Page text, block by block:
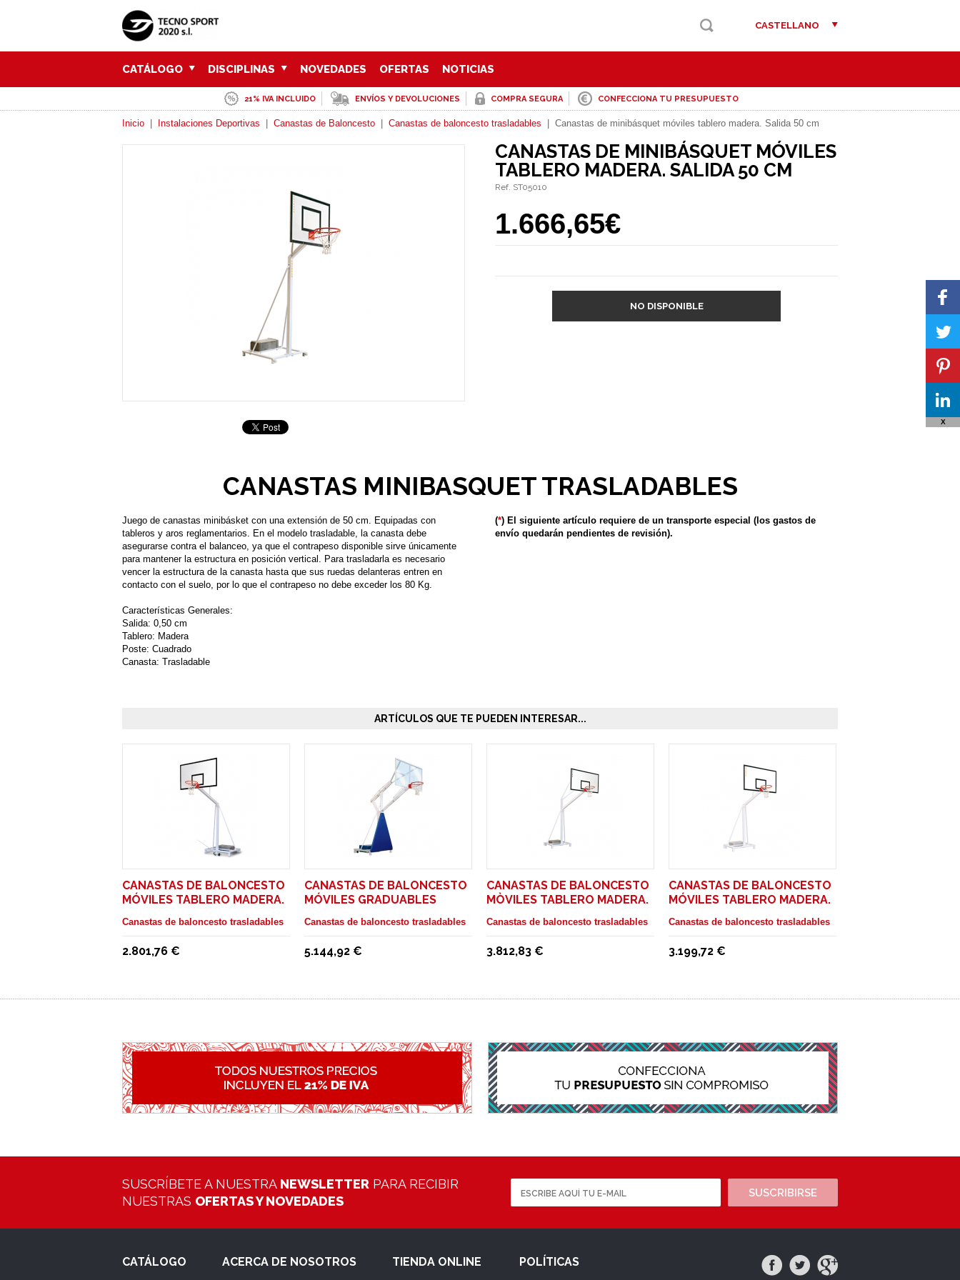
CASTELLANO
CATÁLOGO DISCIPLINAS NOVEDADES OFERTAS NOTICIAS
21% IVA INCLUIDO ENVÍOS Y DEVOLUCIONES COMPRA SEGURA CONFECCIONA TU PRESUPUESTO
Inicio Instalaciones Deportivas Canastas de Baloncesto Canastas de baloncesto trasladables Canastas de minibásquet móviles tablero madera. Salida 50 cm
CANASTAS DE MINIBÁSQUET MÓVILES
TABLERO MADERA. SALIDA 50 CM
Ref. ST05010
1.666,65€
NO DISPONIBLE
CANASTAS MINIBASQUET TRASLADABLES
Juego de canastas minibásket con una extensión de 50 cm. Equipadas con
tableros y aros reglamentarios. En el modelo trasladable, la canasta debe
asegurarse contra el balanceo, ya que el contrapeso disponible sirve únicamente
para mantener la estructura en posición vertical. Para trasladarla es necesario
vencer la estructura de la canasta hasta que sus ruedas delanteras entren en
contacto con el suelo, por lo que el contrapeso no debe exceder los 80 Kg.
Características Generales:
Salida: 0,50 cm
Tablero: Madera
Poste: Cuadrado
Canasta: Trasladable
(*) El siguiente artículo requiere de un transporte especial (los gastos de
envío quedarán pendientes de revisión).
ARTÍCULOS QUE TE PUEDEN INTERESAR...
CANASTAS DE BALONCESTO
MÓVILES TABLERO MADERA.
Canastas de baloncesto trasladables
2.801,76 €
CANASTAS DE BALONCESTO
MÓVILES GRADUABLES
Canastas de baloncesto trasladables
5.144,92 €
CANASTAS DE BALONCESTO
MÒVILES TABLERO MADERA.
Canastas de baloncesto trasladables
3.812,83 €
CANASTAS DE BALONCESTO
MÓVILES TABLERO MADERA.
Canastas de baloncesto trasladables
3.199,72 €
SUSCRÍBETE A NUESTRA NEWSLETTER PARA RECIBIR
NUESTRAS OFERTAS Y NOVEDADES
SUSCRIBIRSE
CATÁLOGO ACERCA DE NOSOTROS TIENDA ONLINE POLÍTICAS
X